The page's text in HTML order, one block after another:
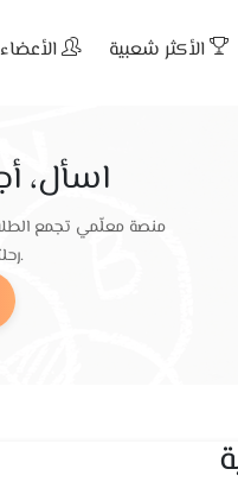
الأكثر شعبية الأعضاء
اسأل،
منصة معلّمي تجمع
رحلتك الدراسية. أنشئ حساباً لتستفيد من كامل الميزات.